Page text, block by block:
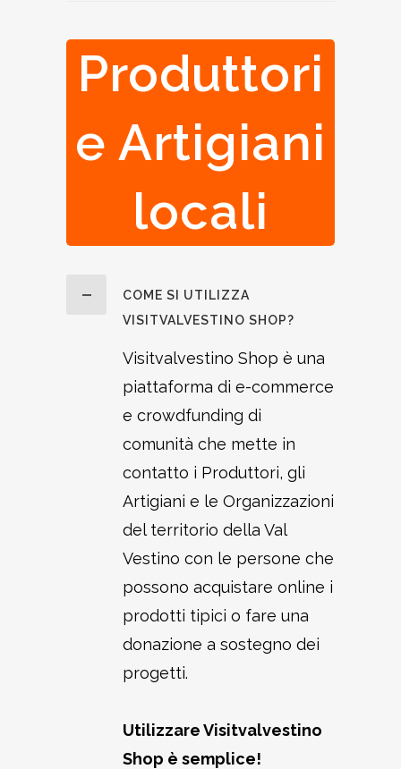
Produttori
e Artigiani
locali
COME SI UTILIZZA
VISITVALVESTINO SHOP?
Visitvalvestino Shop è una
piattaforma di e-commerce
e crowdfunding di
comunità che mette in
contatto i Produttori, gli
Artigiani e le Organizzazioni
del territorio della Val
Vestino con le persone che
possono acquistare online i
prodotti tipici o fare una
donazione a sostegno dei
progetti.
Utilizzare Visitvalvestino
Shop è semplice!